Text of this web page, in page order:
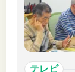
テレビ